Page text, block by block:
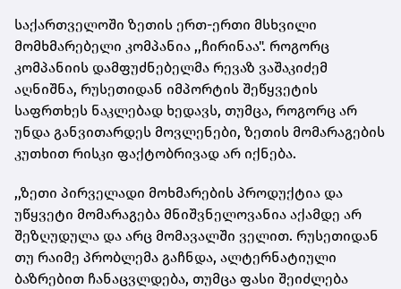
საქართველოში ზეთის ერთ-ერთი მსხვილი
მომხმარებელი კომპანია ,,ჩირინაა". როგორც
კომპანიის დამფუძნებელმა რევაზ ვაშაკიძემ
აღნიშნა, რუსეთიდან იმპორტის შეწყვეტის
საფრთხეს ნაკლებად ხედავს, თუმცა, როგორც არ
უნდა განვითარდეს მოვლენები, ზეთის მომარაგების
კუთხით რისკი ფაქტობრივად არ იქნება.
,,ზეთი პირველადი მოხმარების პროდუქტია და
უწყვეტი მომარაგება მნიშვნელოვანია აქამდე არ
შეზღუდულა და არც მომავალში ველით. რუსეთიდან
თუ რაიმე პრობლემა გაჩნდა, ალტერნატიული
ბაზრებით ჩანაცვლდება, თუმცა ფასი შეიძლება